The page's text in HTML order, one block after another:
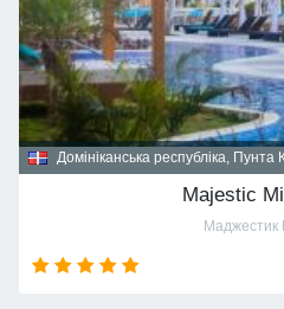
Домініканська республіка, Пунта
Majestic